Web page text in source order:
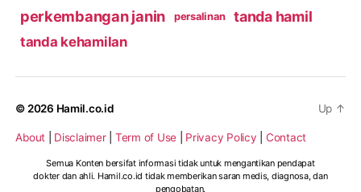
perkembangan janin
persalinan tanda hamil
tanda kehamilan
© 2026 Hamil.co.id
About Disclaimer| Term of Use Privacy Policy Contact
Up ↑
Semua Konten bersifat informasi tidak untuk mengantikan pendapat
dokter dan ahli. Hamil.co.id tidak memberikan saran medis, diagnosa, dan
pengobatan.